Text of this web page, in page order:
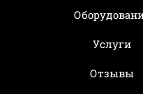
Услуги
Отзывы